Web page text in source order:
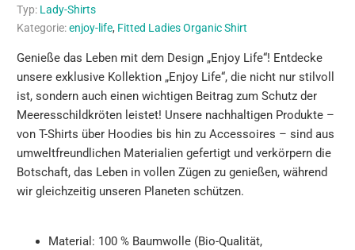
Typ: Lady-Shirts
Kategorie: enjoy-life, Fitted Ladies Organic Shirt
Genieße das Leben mit dem Design „Enjoy Life“! Entdecke
unsere exklusive Kollektion „Enjoy Life“, die nicht nur stilvoll
ist, sondern auch einen wichtigen Beitrag zum Schutz der
Meeresschildkröten leistet! Unsere nachhaltigen Produkte –
von T-Shirts über Hoodies bis hin zu Accessoires – sind aus
umweltfreundlichen Materialien gefertigt und verkörpern die
Botschaft, das Leben in vollen Zügen zu genießen, während
wir gleichzeitig unseren Planeten schützen.
Material: 100 % Baumwolle (Bio-Qualität,